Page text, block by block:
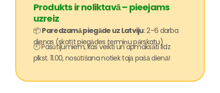
Produkts ir noliktavā – pieejams
uzreiz
📦Paredzamā piegāde uz Latviju: 2–6 darba
dienas (skatīt piegādes termiņu pārskatu)
🕙 Pasūtījumiem, kas veikti un apmaksāti līdz
plkst. 11.00, nosūtīšana notiek tajā pašā dienā!